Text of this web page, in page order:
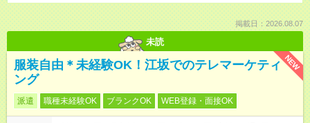
掲載日：2026.08.07
未読
NEW
服装自由＊未経験OK！江坂でのテレマーケティ
ング
派遣 職種未経験OK ブランクOK WEB登録・面接OK